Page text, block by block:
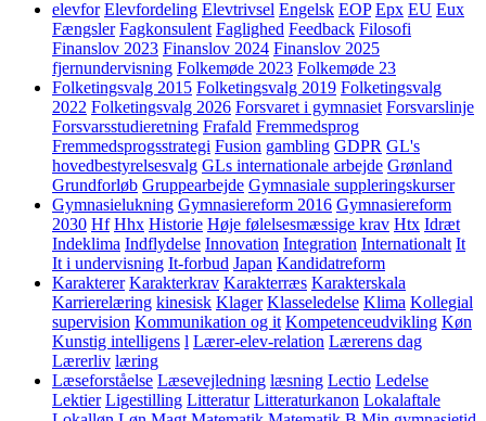
elevfor Elevfordeling Elevtrivsel Engelsk EOP Epx EU Eux
Fængsler Fagkonsulent Faglighed Feedback Filosofi
Finanslov 2023 Finanslov 2024 Finanslov 2025
fjernundervisning Folkemøde 2023 Folkemøde 23
Folketingsvalg 2015 Folketingsvalg 2019 Folketingsvalg
2022 Folketingsvalg 2026 Forsvaret i gymnasiet Forsvarslinje
Forsvarsstudieretning Frafald Fremmedsprog
Fremmedsprogsstrategi Fusion gambling GDPR GL's
hovedbestyrelsesvalg GLs internationale arbejde Grønland
Grundforløb Gruppearbejde Gymnasiale suppleringskurser
Gymnasielukning Gymnasiereform 2016 Gymnasiereform
2030 Hf Hhx Historie Høje følelsesmæssige krav Htx Idræt
Indeklima Indflydelse Innovation Integration Internationalt It
It i undervisning It-forbud Japan Kandidatreform
Karakterer Karakterkrav Karakterræs Karakterskala
Karrierelæring kinesisk Klager Klasseledelse Klima Kollegial
supervision Kommunikation og it Kompetenceudvikling Køn
Kunstig intelligens l Lærer-elev-relation Lærerens dag
Lærerliv læring
Læseforståelse Læsevejledning læsning Lectio Ledelse
Lektier Ligestilling Litteratur Litteraturkanon Lokalaftale